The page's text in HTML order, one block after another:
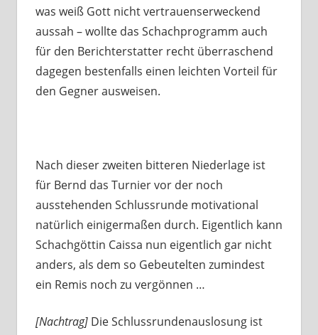
was weiß Gott nicht vertrauenserweckend
aussah – wollte das Schachprogramm auch
für den Berichterstatter recht überraschend
dagegen bestenfalls einen leichten Vorteil für
den Gegner ausweisen.
Nach dieser zweiten bitteren Niederlage ist
für Bernd das Turnier vor der noch
ausstehenden Schlussrunde motivational
natürlich einigermaßen durch. Eigentlich kann
Schachgöttin Caissa nun eigentlich gar nicht
anders, als dem so Gebeutelten zumindest
ein Remis noch zu vergönnen …
[Nachtrag] Die Schlussrundenauslosung ist